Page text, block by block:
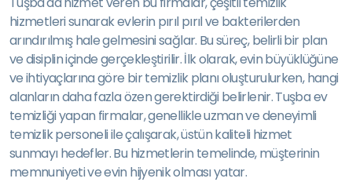
hizmetleri sunarak evlerin pırıl pırıl ve bakterilerden
arındırılmış hale gelmesini sağlar. Bu süreç, belirli bir plan
ve disiplin içinde gerçekleştirilir. İlk olarak, evin büyüklüğüne
ve ihtiyaçlarına göre bir temizlik planı oluşturulurken, hangi
alanların daha fazla özen gerektirdiği belirlenir. Tuşba ev
temizliği yapan firmalar, genellikle uzman ve deneyimli
temizlik personeli ile çalışarak, üstün kaliteli hizmet
sunmayı hedefler. Bu hizmetlerin temelinde, müşterinin
memnuniyeti ve evin hijyenik olması yatar.